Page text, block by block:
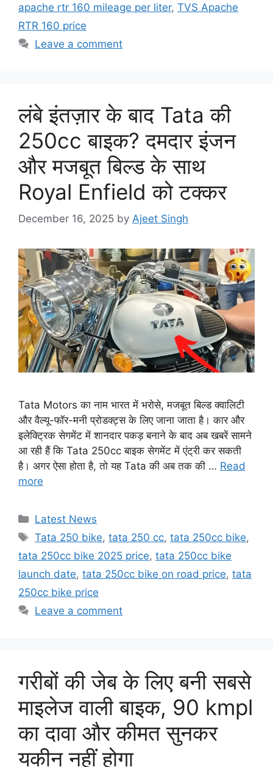
apache rtr 160 mileage per liter, TVS Apache
RTR 160 price
Leave a comment
लंबे इंतज़ार के बाद Tata की
250cc बाइक? दमदार इंजन
और मजबूत बिल्ड के साथ
Royal Enfield को टक्कर
December 16, 2025 by Ajeet Singh
Tata Motors का नाम भारत में भरोसे, मजबूत बिल्ड क्वालिटी
और वैल्यू-फॉर-मनी प्रोडक्ट्स के लिए जाना जाता है। कार और
इलेक्ट्रिक सेगमेंट में शानदार पकड़ बनाने के बाद अब खबरें सामने
आ रही हैं कि Tata 250cc बाइक सेगमेंट में एंट्री कर सकती
है। अगर ऐसा होता है, तो यह Tata की अब तक की … Read
more
Categories
Latest News
Tags
Tata 250 bike,tata 250 cc,tata 250cc bike,
tata 250cc bike 2025 price, tata 250cc bike
launch date, tata 250cc bike on road price, tata
250cc bike price
Leave a comment
गरीबों की जेब के लिए बनी सबसे
माइलेज वाली बाइक, 90 kmpl
का दावा और कीमत सुनकर
यकीन नहीं होगा